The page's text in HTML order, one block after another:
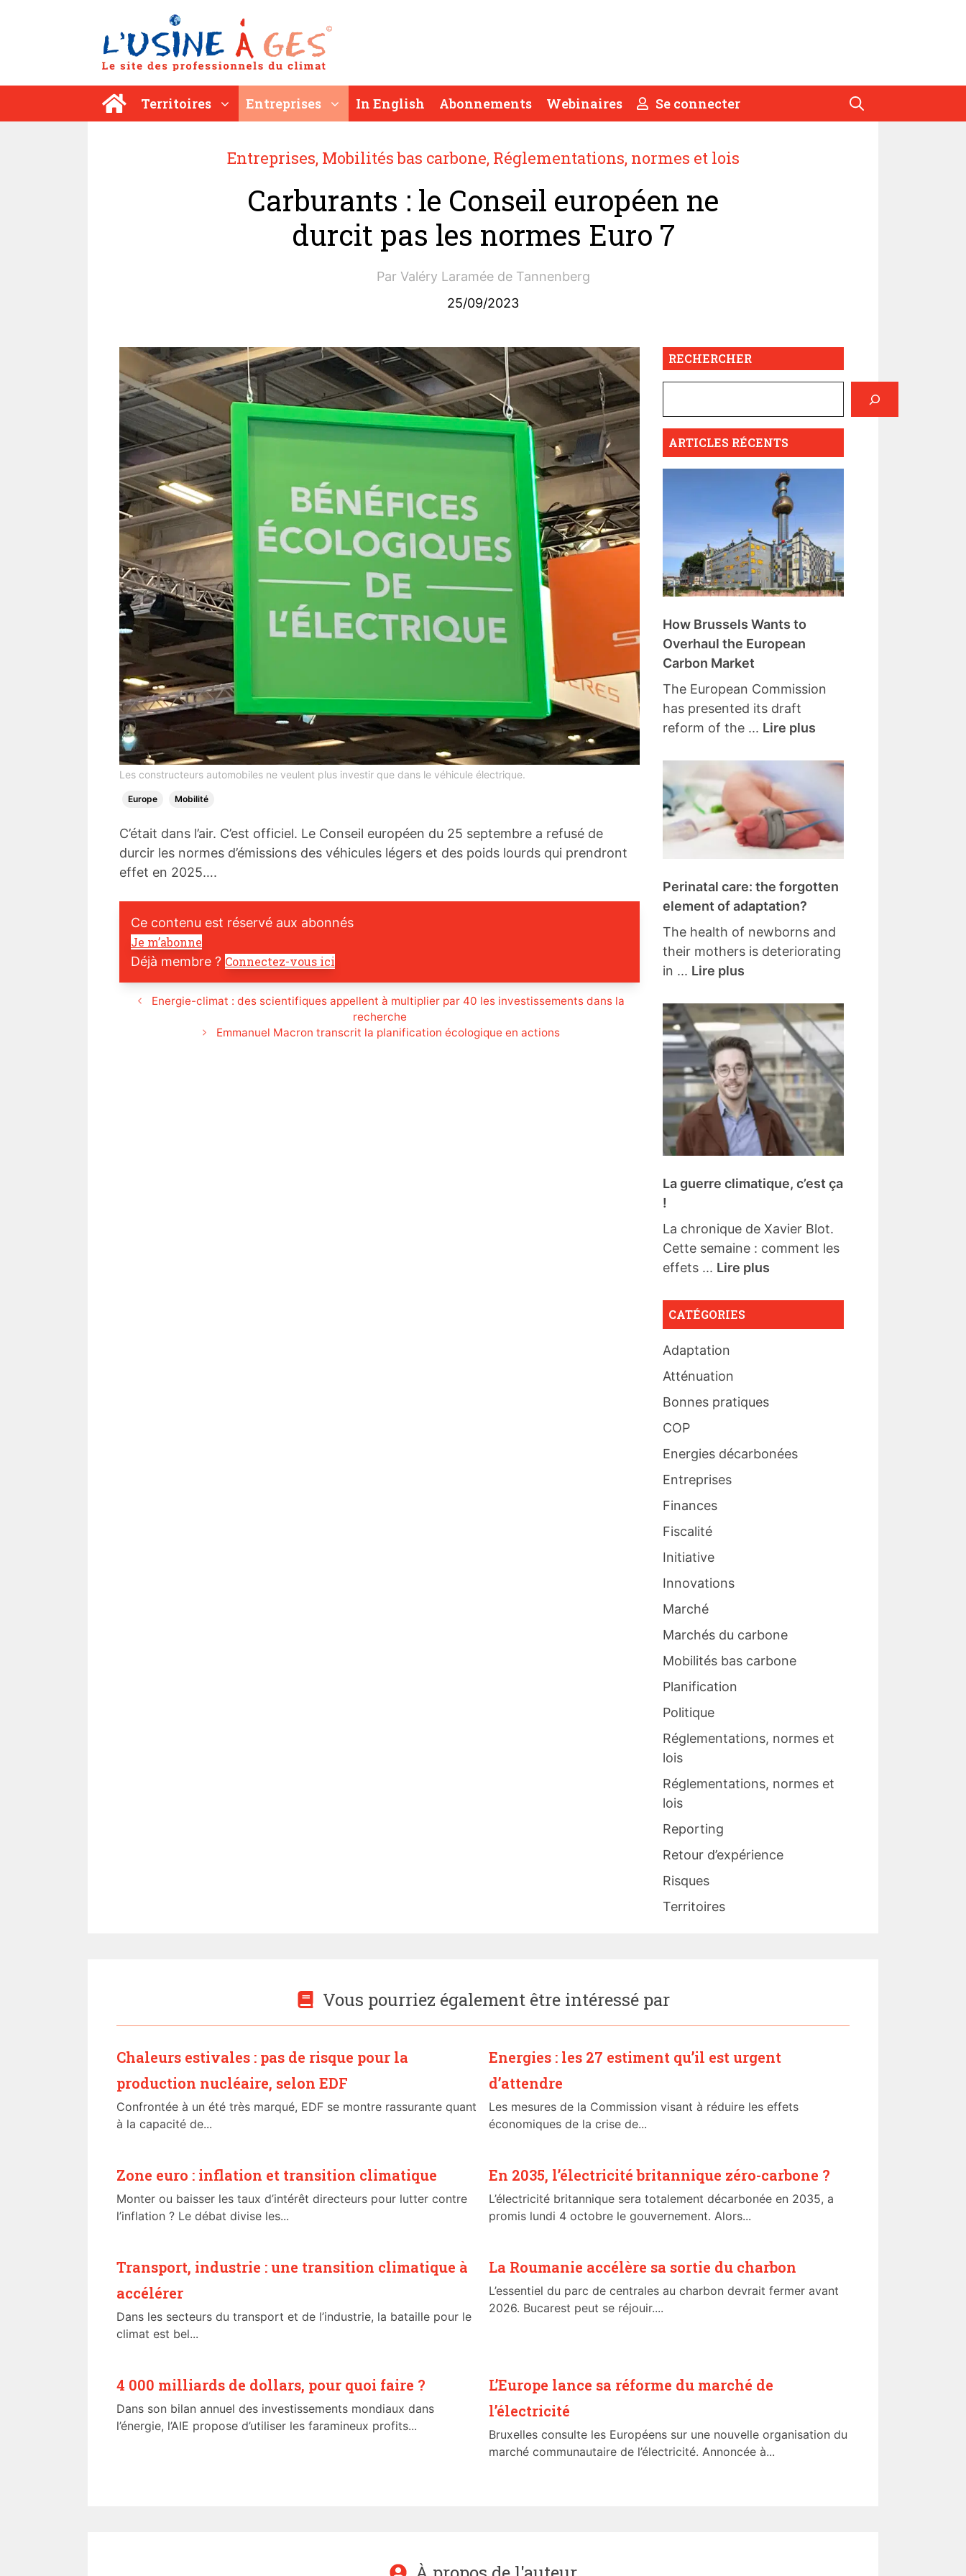
Territoires Entreprises In English Abonnements Webinaires Se connecter
Entreprises, Mobilités bas carbone, Réglementations, normes et lois
Carburants : le Conseil européen ne
durcit pas les normes Euro 7
Par Valéry Laramée de Tannenberg
25/09/2023
Les constructeurs automobiles ne veulent plus investir que dans le véhicule électrique.
Europe Mobilité
C’était dans l’air. C’est officiel. Le Conseil européen du 25 septembre a refusé de
durcir les normes d’émissions des véhicules légers et des poids lourds qui prendront
effet en 2025….
Ce contenu est réservé aux abonnés
Je m’abonne
Déjà membre ? Connectez-vous ici
Energie-climat : des scientifiques appellent à multiplier par 40 les investissements dans la
recherche
Emmanuel Macron transcrit la planification écologique en actions
RECHERCHER
ARTICLES RÉCENTS
How Brussels Wants to
Overhaul the European
Carbon Market
The European Commission
has presented its draft
reform of the ... Lire plus
Perinatal care: the forgotten
element of adaptation?
The health of newborns and
their mothers is deteriorating
in ... Lire plus
La guerre climatique, c’est ça
!
La chronique de Xavier Blot.
Cette semaine : comment les
effets ... Lire plus
CATÉGORIES
Adaptation
Atténuation
Bonnes pratiques
COP
Energies décarbonées
Entreprises
Finances
Fiscalité
Initiative
Innovations
Marché
Marchés du carbone
Mobilités bas carbone
Planification
Politique
Réglementations, normes et
lois
Réglementations, normes et
lois
Reporting
Retour d’expérience
Risques
Territoires
Vous pourriez également être intéressé par
Chaleurs estivales : pas de risque pour la
production nucléaire, selon EDF
Confrontée à un été très marqué, EDF se montre rassurante quant
à la capacité de...
Energies : les 27 estiment qu’il est urgent
d’attendre
Les mesures de la Commission visant à réduire les effets
économiques de la crise de...
Zone euro : inflation et transition climatique
Monter ou baisser les taux d’intérêt directeurs pour lutter contre
l’inflation ? Le débat divise les...
En 2035, l’électricité britannique zéro-carbone ?
L’électricité britannique sera totalement décarbonée en 2035, a
promis lundi 4 octobre le gouvernement. Alors...
Transport, industrie : une transition climatique à
accélérer
Dans les secteurs du transport et de l’industrie, la bataille pour le
climat est bel...
La Roumanie accélère sa sortie du charbon
L’essentiel du parc de centrales au charbon devrait fermer avant
2026. Bucarest peut se réjouir....
4 000 milliards de dollars, pour quoi faire ?
Dans son bilan annuel des investissements mondiaux dans
l’énergie, l’AIE propose d’utiliser les faramineux profits...
L’Europe lance sa réforme du marché de
l’électricité
Bruxelles consulte les Européens sur une nouvelle organisation du
marché communautaire de l’électricité. Annoncée à...